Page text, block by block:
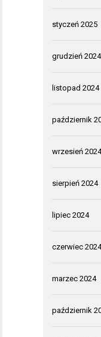
styczeń 2025
grudzień 2024
listopad 2024
październik
wrzesień 2024
sierpień 2024
lipiec 2024
czerwiec 2024
marzec 2024
październik